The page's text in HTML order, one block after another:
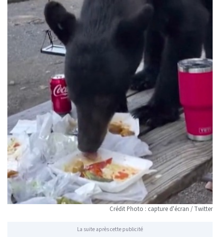
Crédit Photo : capture d'écran / Twitter
La suite après cette publicité